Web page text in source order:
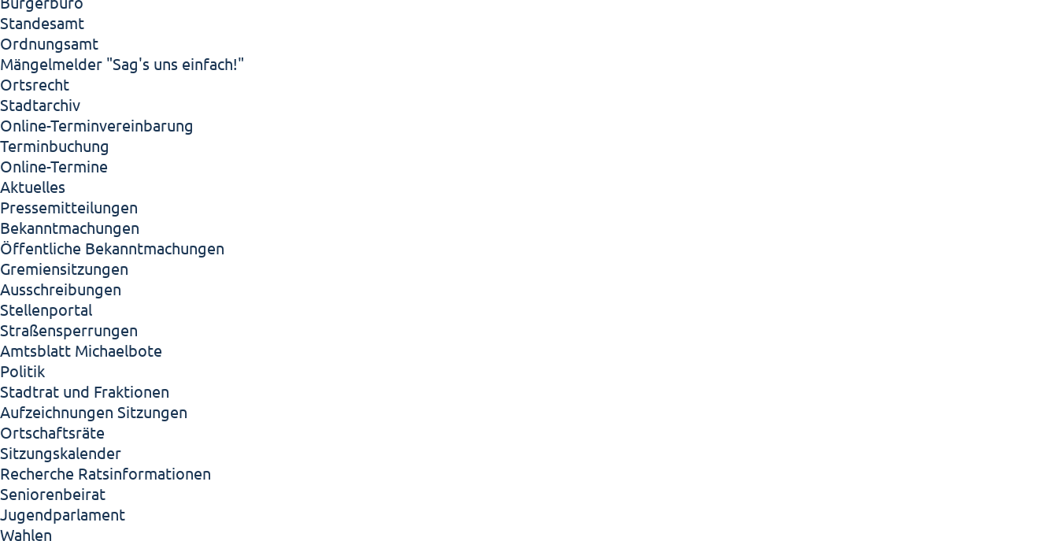
Standesamt
Ordnungsamt
Mängelmelder "Sag's uns einfach!"
Ortsrecht
Stadtarchiv
Online-Terminvereinbarung
Terminbuchung
Online-Termine
Aktuelles
Pressemitteilungen
Bekanntmachungen
Öffentliche Bekanntmachungen
Gremiensitzungen
Ausschreibungen
Stellenportal
Straßensperrungen
Amtsblatt Michaelbote
Politik
Stadtrat und Fraktionen
Aufzeichnungen Sitzungen
Ortschaftsräte
Sitzungskalender
Recherche Ratsinformationen
Seniorenbeirat
Jugendparlament
Wahlen